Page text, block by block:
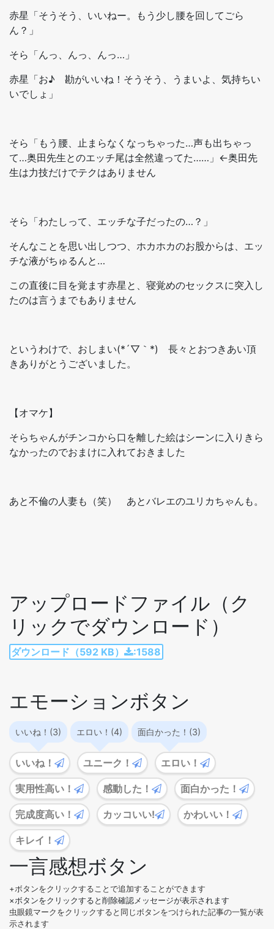
赤星「そうそう、いいねー。もう少し腰を回してごら
ん？」
そら「んっ、んっ、んっ…」
赤星「お♪ 勘がいいね！そうそう、うまいよ、気持ちい
いでしょ」
そら「もう腰、止まらなくなっちゃった…声も出ちゃっ
て…奥田先生とのエッチ尾は全然違ってた……」←奥田先
生は力技だけでテクはありません
そら「わたしって、エッチな子だったの…？」
そんなことを思い出しつつ、ホカホカのお股からは、エッ
チな液がちゅるんと…
この直後に目を覚ます赤星と、寝覚めのセックスに突入し
たのは言うまでもありません
というわけで、おしまい(*´▽｀*) 長々とおつきあい頂
きありがとうございました。
【オマケ】
そらちゃんがチンコから口を離した絵はシーンに入りきら
なかったのでおまけに入れておきました
あと不倫の人妻も（笑） あとバレエのユリカちゃんも。
アップロードファイル（ク
リックでダウンロード）
ダウンロード（592 KB） :1588
エモーションボタン
いいね！(3) エロい！(4) 面白かった！(3)
いいね！ ユニーク！ エロい！
実用性高い！ 感動した！ 面白かった！
完成度高い！ カッコいい! かわいい！
キレイ！
一言感想ボタン
+ボタンをクリックすることで追加することができます
×ボタンをクリックすると削除確認メッセージが表示されます
虫眼鏡マークをクリックすると同じボタンをつけられた記事の一覧が表
示されます